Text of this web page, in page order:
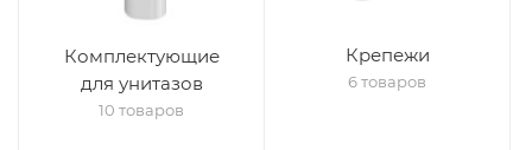
Комплектующие
для унитазов
10 товаров
Крепежи
6 товаров